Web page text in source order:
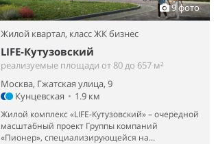
9 фото
Жилой квартал, класс ЖК бизнес
LIFE-Кутузовский
реализуемые площади от 80 до 657 м²
Москва, Гжатская улица, 9
Кунцевская • 1.9 км
Жилой комплекс «LIFE-Кутузовский» – очередной
масштабный проект Группы компаний
«Пионер», специализирующейся на...